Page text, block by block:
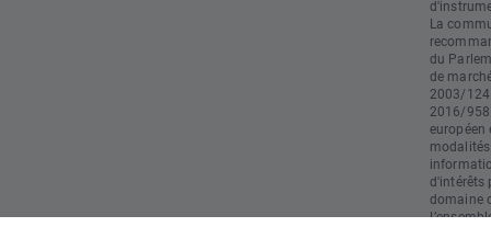
La
du
de
2003/124
2016/
européen
d'intérêts
domaine